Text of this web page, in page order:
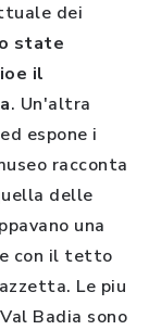
dei
state
il
. Un'altra
espone i
racconta
delle
una
con il tetto
Le piu
Badia sono